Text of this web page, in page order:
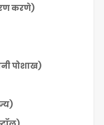
करणे)
पोशाख)